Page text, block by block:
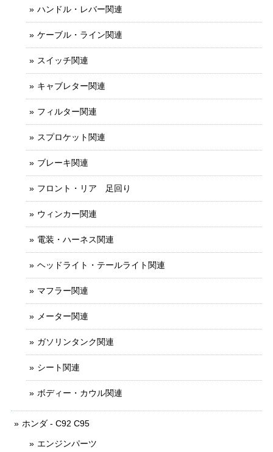
ハンドル・レバー関連
ケーブル・ライン関連
スイッチ関連
キャブレター関連
フィルター関連
スプロケット関連
ブレーキ関連
フロント・リア 足回り
ウィンカー関連
電装・ハーネス関連
ヘッドライト・テールライト関連
マフラー関連
メーター関連
ガソリンタンク関連
シート関連
ボディー・カウル関連
ホンダ - C92 C95
エンジンパーツ